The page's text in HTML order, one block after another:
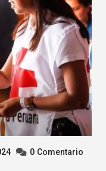
0 Comentario